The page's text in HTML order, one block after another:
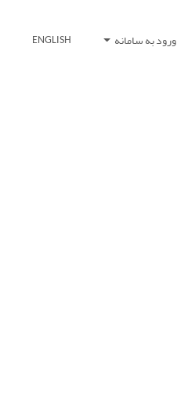
ورود به سامانه ENGLISH